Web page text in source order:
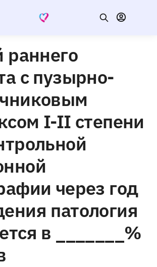
раннего
с пузырно-
I-II степени
через год
патология
в _______%